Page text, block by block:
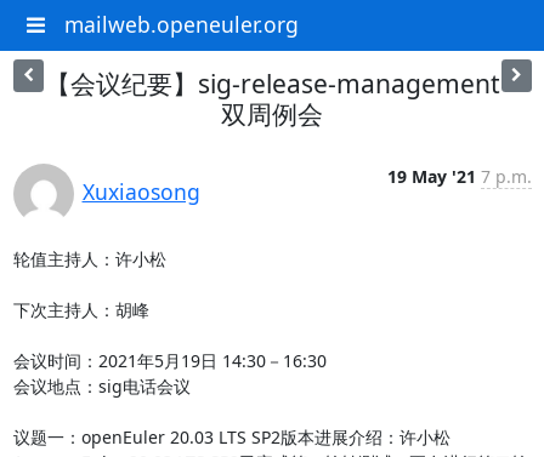
mailweb.openeuler.org
【会议纪要】sig-release-management
双周例会
Xuxiaosong
19 May '21 7 p.m.
轮值主持人：许小松
下次主持人：胡峰
会议时间：2021年5月19日 14:30－16:30
会议地点：sig电话会议
议题一：openEuler 20.03 LTS SP2版本进展介绍：许小松